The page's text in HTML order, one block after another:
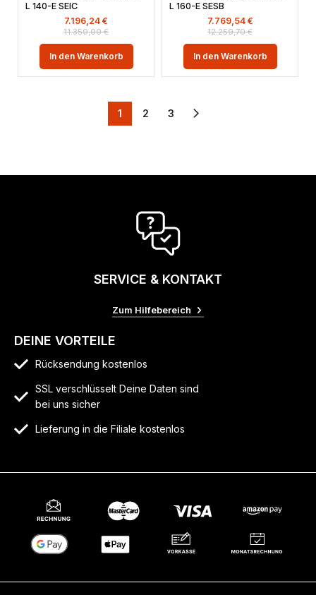
L 140-E SEIC
11.359,00€
7.196,24 €
In den Warenkorb
L 160-E SESB
12.259,70€
7.769,54 €
In den Warenkorb
1 2 3
SERVICE & KONTAKT
Zum Hilfebereich
DEINE VORTEILE
Rücksendung kostenlos
SSL verschlüsselt Deine Daten sind
bei uns sicher
Lieferung in die Filiale kostenlos